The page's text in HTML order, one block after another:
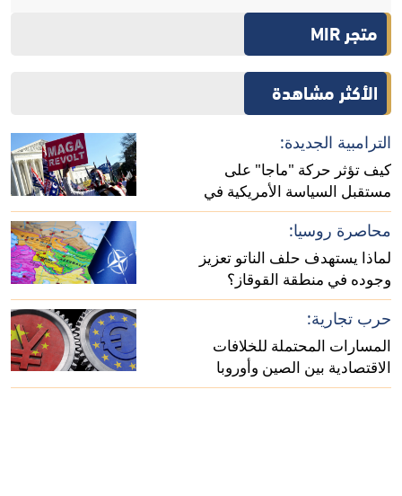
متجر MIR
الأكثر مشاهدة
الترامبية الجديدة:
كيف تؤثر حركة "ماجا" على
مستقبل السياسة الأمريكية في
أفريقيا؟
محاصرة روسيا:
لماذا يستهدف حلف الناتو تعزيز
وجوده في منطقة القوقاز؟
حرب تجارية:
المسارات المحتملة للخلافات
الاقتصادية بين الصين وأوروبا